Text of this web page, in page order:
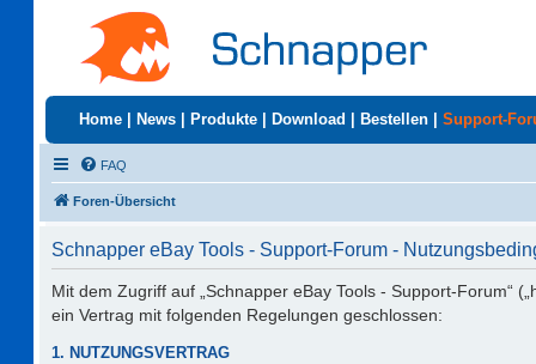
Home News Produkte Download Bestellen Support-
FAQ
Foren-Übersicht
Schnapper eBay Tools - Support-Forum -
Mit dem Zugriff auf „Schnapper eBay Tools - Support-Forum“
ein Vertrag mit folgenden Regelungen geschlossen:
1. NUTZUNGSVERTRAG